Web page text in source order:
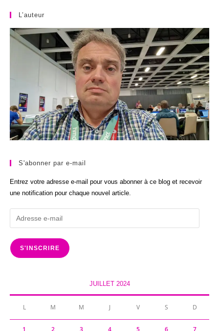
L’auteur
S'abonner par e-mail
Entrez votre adresse e-mail pour vous abonner à ce blog et recevoir
une notification pour chaque nouvel article.
Adresse
e-
mail
S'INSCRIRE
JUILLET 2024
L M M J V S D